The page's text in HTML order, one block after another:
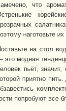
что
наготовьте
на стол
это модная
пьёт,
приятно
попробуют все